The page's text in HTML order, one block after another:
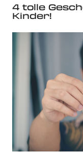
4 tolle
Kinder!